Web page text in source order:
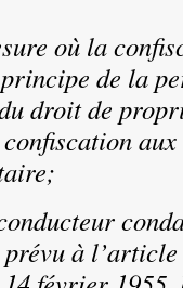
où la
de la
droit de
à